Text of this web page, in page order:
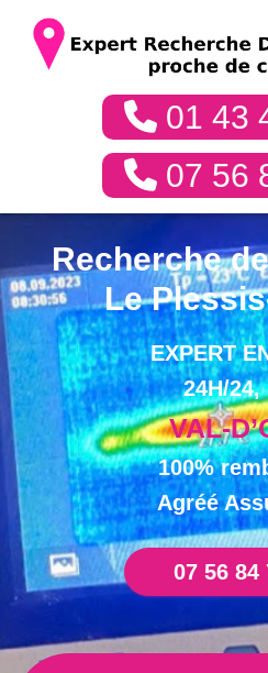
01 43
07 56
Recherche
Le
EXPERT
24H/24,
VAL-
100%
Agréé
07 56 84